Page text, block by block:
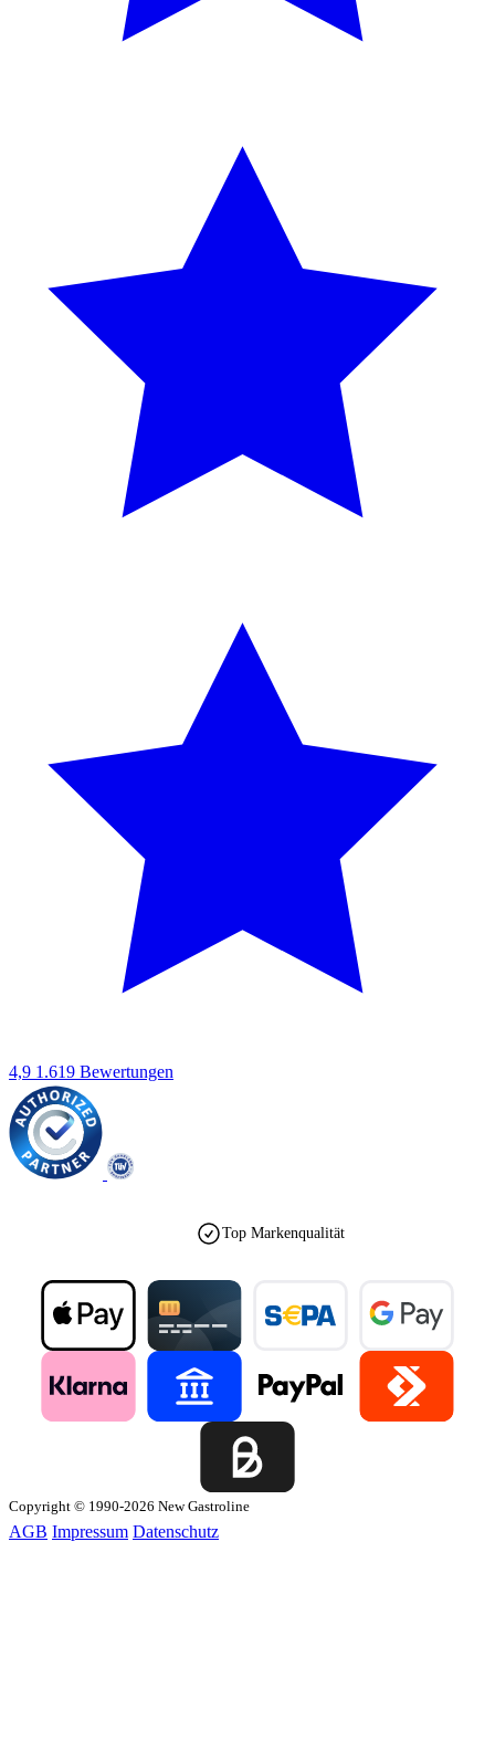
4,9 1.619 Bewertungen
Top Markenqualität
Copyright © 1990-2026 New Gastroline
AGB Impressum Datenschutz